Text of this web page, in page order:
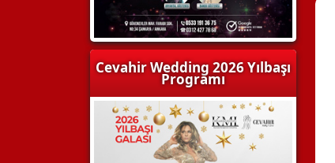
Cevahir Wedding 2026 Yılbaşı
Programı